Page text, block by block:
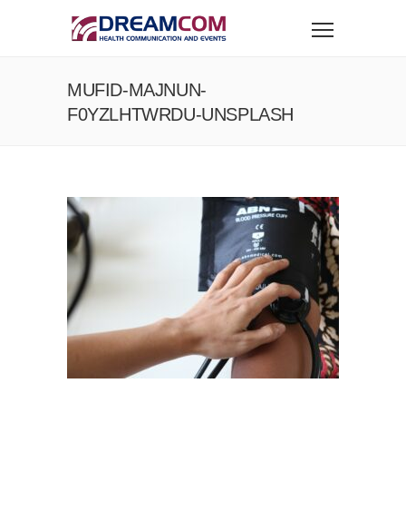
MUFID-MAJNUN-
F0YZLHTWRDU-UNSPLASH